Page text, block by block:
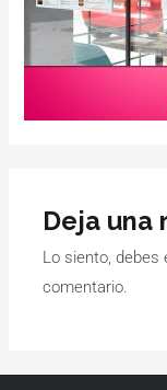
Deja una
Lo siento,
comentario.